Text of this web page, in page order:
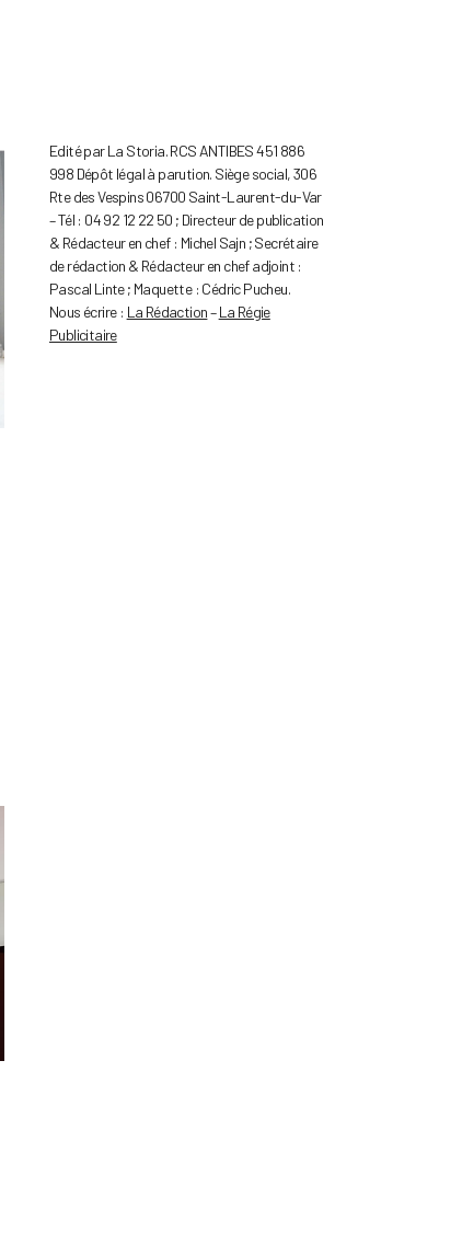
Edité par La Storia. RCS ANTIBES 451 886
998 Dépôt légal à parution. Siège social, 306
Rte des Vespins 06700 Saint-Laurent-du-Var
– Tél : 04 92 12 22 50 ; Directeur de publication
& Rédacteur en chef : Michel Sajn ; Secrétaire
de rédaction & Rédacteur en chef adjoint :
Pascal Linte ; Maquette : Cédric Pucheu.
Nous écrire : La Rédaction–La Régie
Publicitaire